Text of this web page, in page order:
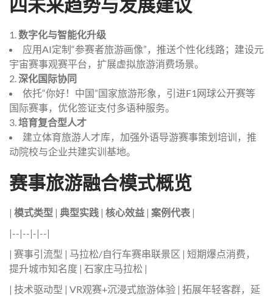
1. 数字化与智能化升级
应用AI定制“参赛者旅游画像”，推送个性化线路；建设元
宇宙赛事观赛平台，扩展虚拟旅游消费场景。
2. 深化国际协同
依托“你好！中国”国家旅游形象，引进F1网球公开赛等
国际赛事，优化签证支付多语种服务。
3. 培育复合型人才
建立体育旅游人才库，加强外语导游赛事策划培训，推
动院校与企业共建实训基地。
赛事旅游融合模式概览
| 模式类型 | 典型实践 | 核心效益 | 案例代表 |
|--|--|-|--|
| 赛事引流型 | 马拉松/自行车赛串联景区 | 短期爆点消费，
提升城市知名度 | 石家庄马拉松 |
| 技术驱动型 | VR观赛+沉浸式旅游体验 | 拓展年轻客群，延